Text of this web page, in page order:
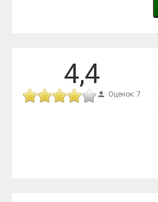
4,4
Оценок: 7